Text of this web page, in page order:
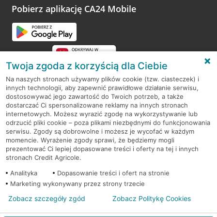
opinie.
Pobierz aplikację CA24 Mobile
RODO
Regulamin serwisu
Mapa serwisu
PolitykaCookies
© 2026 Credit Agricole Bank Polska S.A. Wszelkie prawa zastrzeżone
Twoja zgoda z korzyścią dla Ciebie
Na naszych stronach używamy plików cookie (tzw. ciasteczek) i
innych technologii, aby zapewnić prawidłowe działanie serwisu,
dostosowywać jego zawartość do Twoich potrzeb, a także
dostarczać Ci spersonalizowane reklamy na innych stronach
internetowych. Możesz wyrazić zgodę na wykorzystywanie lub
odrzucić pliki cookie – poza plikami niezbędnymi do funkcjonowania
serwisu. Zgody są dobrowolne i możesz je wycofać w każdym
momencie. Wyrażenie zgody sprawi, że będziemy mogli
prezentować Ci lepiej dopasowane treści i oferty na tej i innych
stronach Credit Agricole.
Analityka
Dopasowanie treści i ofert na stronie
Marketing wykonywany przez strony trzecie
Zobacz szczegóły zgód Zobacz Politykę Cookies